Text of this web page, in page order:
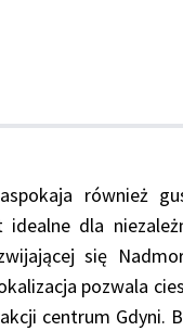
również
dla
się
pozwala
centrum Gdyni.